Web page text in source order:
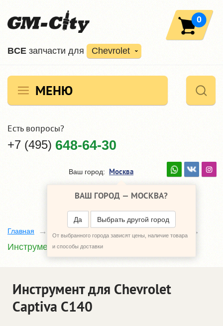
ВCE запчасти для Chevrolet
0
МЕНЮ
Есть вопросы?
+7 (495) 648-64-30
Ваш город: Москва
ВАШ ГОРОД — МОСКВА?
Да Выбрать другой город
От выбранного города зависят цены, наличие товара
и способы доставки
Главная
Инструмент
Инструмент для Chevrolet
Captiva C140